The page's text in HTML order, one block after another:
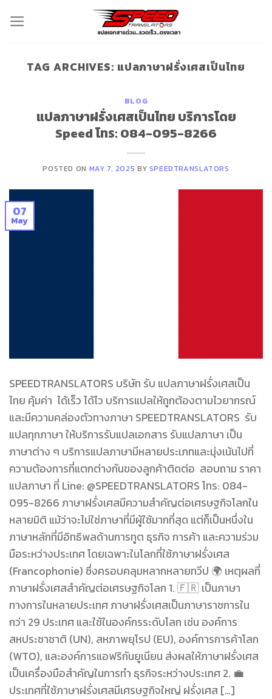
TAG ARCHIVES: แปลภาษาฝรั่งเศสเป็นไทย
BLOG
แปลภาษาฝรั่งเศสเป็นไทย บริการโดย
Speed โทร: 084-095-8266
POSTED ON MAY 7, 2025 BY SPEEDTRANSLATORS
07
May
SPEEDTRANSLATORS บริษัท รับ แปลภาษาฝรั่งเศสเป็น
ไทย คุ้มค่า ได้เร็ว ได้ไว บริการแปลให้ถูกต้องตามไวยากรณ์
และมีความคล่องตัวทางภาษา SPEEDTRANSLATORS รับ
แปลทุกภาษา ให้บริการรับแปลเอกสาร รับแปลภาษา เป็น
ภาษาต่าง ๆ บริการแปลภาษามีหลายประเภทและมุ่งเน้นไปที่
ความต้องการที่แตกต่างกันของลูกค้าติดต่อ สอบถาม ราคา
แปลภาษา ที่ Line: @SPEEDTRANSLATORS โทร: 084-
095-8266 ภาษาฝรั่งเศสมีความสำคัญต่อเศรษฐกิจโลกใน
หลายมิติ แม้ว่าจะไม่ใช่ภาษาที่มีผู้ใช้มากที่สุด แต่ก็เป็นหนึ่งใน
ภาษาหลักที่มีอิทธิพลด้านการทูต ธุรกิจ การค้า และความร่วม
มือระหว่างประเทศ โดยเฉพาะในโลกที่ใช้ภาษาฝรั่งเศส
(Francophonie) ซึ่งครอบคลุมหลากหลายทวีป 🌍 เหตุผลที่
ภาษาฝรั่งเศสสำคัญต่อเศรษฐกิจโลก 1. 🇫🇷 เป็นภาษา
ทางการในหลายประเทศ ภาษาฝรั่งเศสเป็นภาษาราชการใน
กว่า 29 ประเทศ และใช้ในองค์กรระดับโลก เช่น องค์การ
สหประชาชาติ (UN), สหภาพยุโรป (EU), องค์การการค้าโลก
(WTO), และองค์การแอฟริกันยูเนียน ส่งผลให้ภาษาฝรั่งเศส
เป็นเครื่องมือสำคัญในการทำ ธุรกิจระหว่างประเทศ 2. 💼
ประเทศที่ใช้ภาษาฝรั่งเศสมีเศรษฐกิจใหญ่ ฝรั่งเศส […]